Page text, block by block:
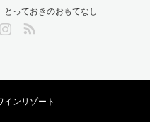
とっておきのおもてなし
インリゾート